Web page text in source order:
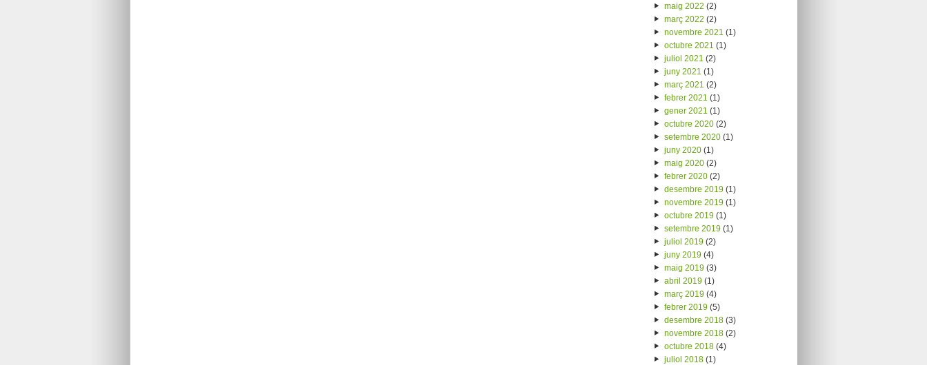
maig 2022 (2)
març 2022 (2)
novembre 2021 (1)
octubre 2021 (1)
juliol 2021 (2)
juny 2021 (1)
març 2021 (2)
febrer 2021 (1)
gener 2021 (1)
octubre 2020(2)
setembre 2020(1)
juny 2020(1)
maig 2020(2)
febrer 2020(2)
desembre 2019(1)
novembre 2019(1)
octubre 2019(1)
setembre 2019(1)
juliol 2019(2)
juny 2019(4)
maig 2019(3)
abril 2019(1)
març 2019(4)
febrer 2019(5)
desembre 2018(3)
novembre 2018(2)
octubre 2018(4)
juliol 2018(1)